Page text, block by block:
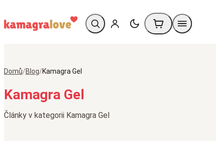
Domů/Blog/Kamagra Gel
Kamagra Gel
Články v kategorii Kamagra Gel